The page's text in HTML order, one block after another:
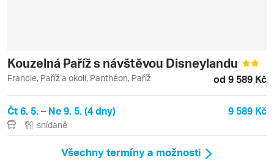
Kouzelná Paříž s návštěvou Disneylandu
Francie, Paříž a okolí, Panthéon, Paříž od 9 589 Kč
Čt 6. 5. – Ne 9. 5. (4 dny) 9 589 Kč
snídaně
Všechny termíny a možnosti